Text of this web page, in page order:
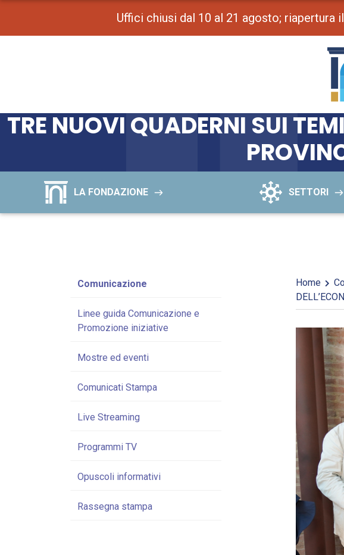
Uffici chiusi dal 10 al 21 agosto;
TRE NUOVI QUADERNI SUI
LA FONDAZIONE SETTORI
Comunicazione
Linee guida Comunicazione e
Promozione iniziative
Mostre ed eventi
Comunicati Stampa
Live Streaming
Programmi TV
Opuscoli informativi
Rassegna stampa
Home